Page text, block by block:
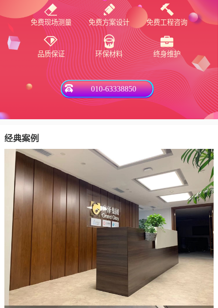
免费现场测量 免费方案设计 免费工程咨询
品质保证 环保材料 终身维护
010-63338850